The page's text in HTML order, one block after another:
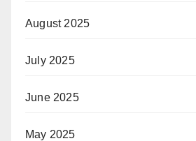
August 2025
July 2025
June 2025
May 2025